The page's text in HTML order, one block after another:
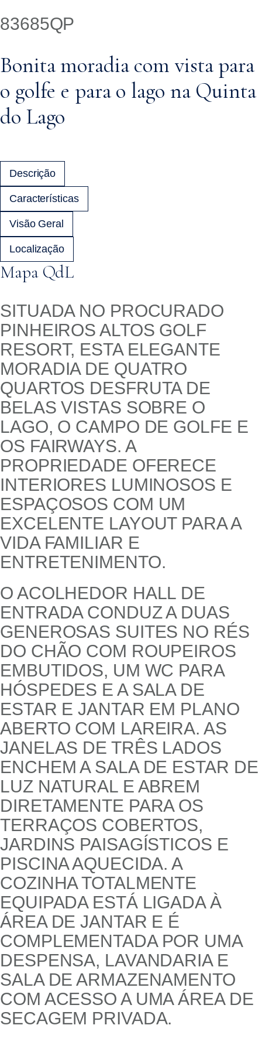
83685QP
Bonita moradia com vista para
o golfe e para o lago na Quinta
do Lago
Descrição
Características
Visão Geral
Localização
Mapa QdL
SITUADA NO PROCURADO
PINHEIROS ALTOS GOLF
RESORT, ESTA ELEGANTE
MORADIA DE QUATRO
QUARTOS DESFRUTA DE
BELAS VISTAS SOBRE O
LAGO, O CAMPO DE GOLFE E
OS FAIRWAYS. A
PROPRIEDADE OFERECE
INTERIORES LUMINOSOS E
ESPAÇOSOS COM UM
EXCELENTE LAYOUT PARA A
VIDA FAMILIAR E
ENTRETENIMENTO.
O ACOLHEDOR HALL DE
ENTRADA CONDUZ A DUAS
GENEROSAS SUITES NO RÉS
DO CHÃO COM ROUPEIROS
EMBUTIDOS, UM WC PARA
HÓSPEDES E A SALA DE
ESTAR E JANTAR EM PLANO
ABERTO COM LAREIRA. AS
JANELAS DE TRÊS LADOS
ENCHEM A SALA DE ESTAR DE
LUZ NATURAL E ABREM
DIRETAMENTE PARA OS
TERRAÇOS COBERTOS,
JARDINS PAISAGÍSTICOS E
PISCINA AQUECIDA. A
COZINHA TOTALMENTE
EQUIPADA ESTÁ LIGADA À
ÁREA DE JANTAR E É
COMPLEMENTADA POR UMA
DESPENSA, LAVANDARIA E
SALA DE ARMAZENAMENTO
COM ACESSO A UMA ÁREA DE
SECAGEM PRIVADA.